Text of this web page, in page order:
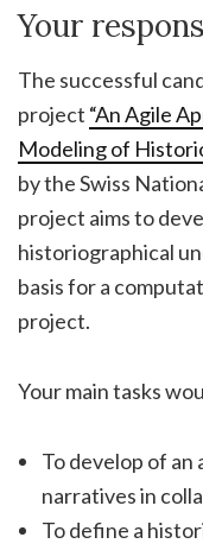
Your
The successful
project “An Agile
Modeling of
by the Swiss
project aims to
historiographical
basis for a
project.
Your main tasks
To develop of
narratives in
To define a